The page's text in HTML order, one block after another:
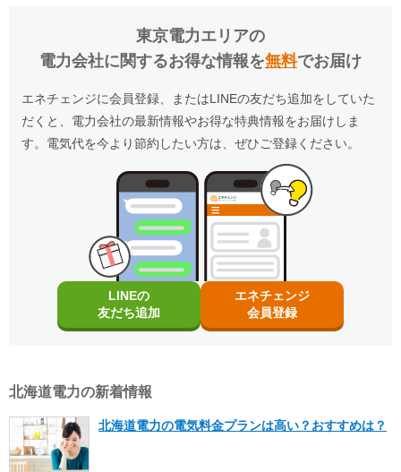
東京電力エリアの
電力会社に関するお得な情報を無料でお届け
エネチェンジに会員登録、またはLINEの友だち追加をしていた
だくと、電力会社の最新情報やお得な特典情報をお届けしま
す。電気代を今より節約したい方は、ぜひご登録ください。
LINEの
友だち追加
エネチェンジ
会員登録
北海道電力の新着情報
北海道電力の電気料金プランは高い？おすすめは？